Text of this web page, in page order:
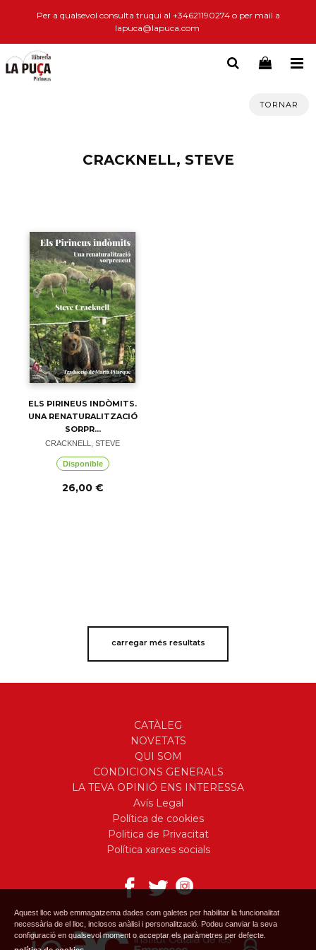
Per a qualsevol consulta truqui al +34621190274 o per mail a
lapuca@lapuca.com
TORNAR
CRACKNELL, STEVE
ELS PIRINEUS INDÒMITS.
UNA RENATURALITZACIÓ
SORPR...
CRACKNELL, STEVE
Disponible
26,00 €
carregar més resultats
CATÀLEG
NOVETATS
QUI SOM
CONDICIONS GENERALS
LA TEVA OPINIÓ ENS INTERESSA
Avís Legal
Política de cookies
Politica de Privacitat
Política xarxes socials
Aquest lloc web emmagatzema dades com galetes per habilitar la funcionalitat
necessària de el lloc, inclosos anàlisi i personalització. Podeu canviar la seva
configuració en qualsevol moment o acceptar els paràmetres per defecte.